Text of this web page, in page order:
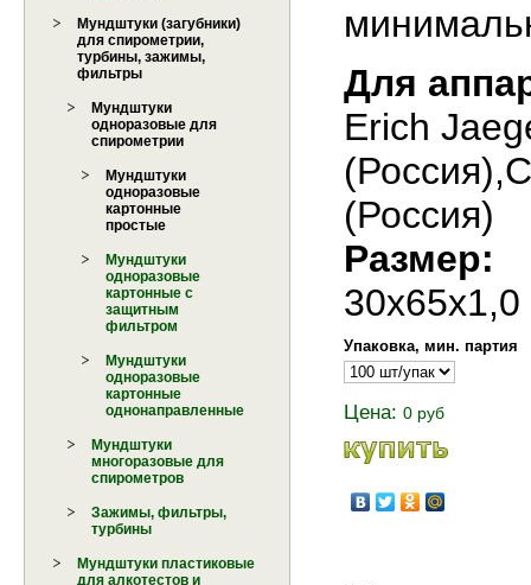
Мундштуки (загубники)
для спирометрии,
турбины, зажимы,
фильтры
Мундштуки
одноразовые для
спирометрии
Мундштуки
одноразовые
картонные
простые
Мундштуки
одноразовые
картонные с
защитным
фильтром
Мундштуки
одноразовые
картонные
однонаправленные
Мундштуки
многоразовые для
спирометров
Зажимы, фильтры,
турбины
Мундштуки пластиковые
для алкотестов и
Для
Erich
(Россия)
Размер:
30х65х1,0
Упаковка, мин. партия
Цена: 0 руб